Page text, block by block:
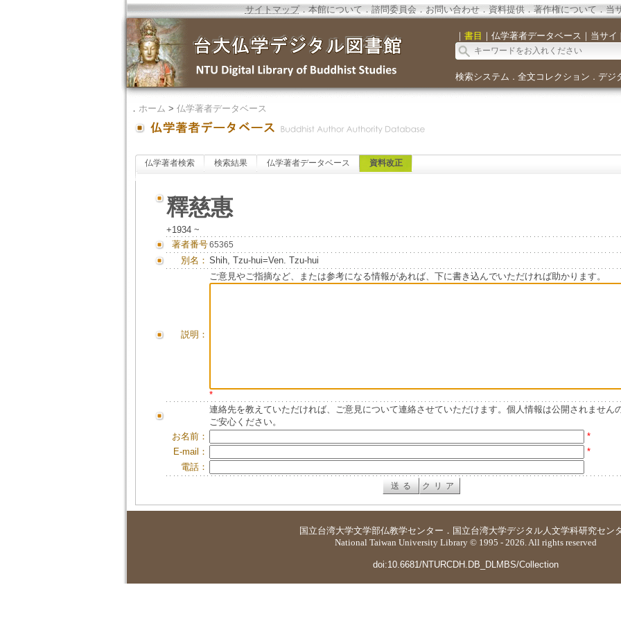
サイトマップ．本館について．諮問委員会． お問い合わせ． 資料提供．著作権について．当
｜ 書目 ｜ 仏学著者データベース ｜ 当サイ
検索システム ． 全文コレクション ． デジ
． ホーム > 仏学著者データベース
仏学著者検索 検索結果 仏学著者データベース 資料改正
釋慈惠
+1934 ~
著者番号65365
別名： Shih, Tzu-hui=Ven. Tzu-hui
説明：
ご意見やご指摘など、または参考になる情報があれば、下に書き込んでいただければ助かります。
*
連絡先を教えていただければ、ご意見について連絡させていただけます。個人情報は公開されません
ご安心ください。
お名前：
*
E-mail：
*
電話：
国立台湾大学文学部仏教学センター ． 国立台湾大学デジタル人文学科研究セン
National Taiwan University Library © 1995 - 2026. All rights reserved
doi:10.6681/NTURCDH.DB_DLMBS/Collection